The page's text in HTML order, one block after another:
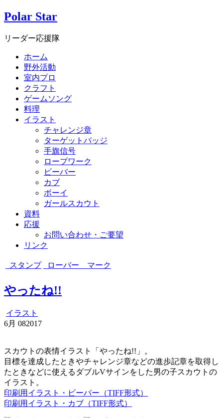
Polar Star
リーダー応援隊
ホーム
野外活動
室内プロ
クラフト
ゲームソング
料理
イラスト
チャレンジ章
ターゲットバッジ
手旗信号
ロープワーク
ビーバー
カブ
ボーイ
ガールスカウト
資料
応援
お問い合わせ・ご要望
リンク
スタンプ ローバー マーク
やったね!!
イラスト
6月 082017
スカウトの表情イラスト「やったね!!」。
目標を達成したときやチャレンジ章などの進歩記章を取得し
たときなどに使えるダブルVサインをした男の子スカウトの
イラスト。
印刷用イラスト・ビーバー（TIFF形式）
印刷用イラスト・カブ（TIFF形式）